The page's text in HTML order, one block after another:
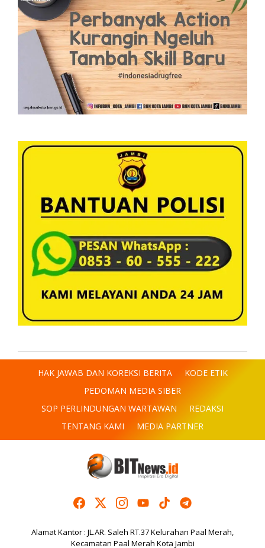
HAK JAWAB DAN KOREKSI BERITA
KODE ETIK
PEDOMAN MEDIA SIBER
SOP PERLINDUNGAN WARTAWAN
REDAKSI
TENTANG KAMI
MEDIA PARTNER
Alamat Kantor : JL.AR. Saleh RT.37 Kelurahan Paal Merah,
Kecamatan Paal Merah Kota Jambi